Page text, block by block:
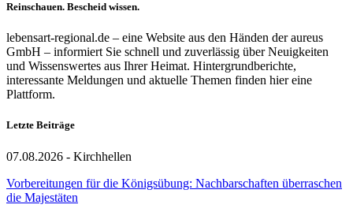
Reinschauen. Bescheid wissen.
lebensart-regional.de – eine Website aus den Händen der aureus
GmbH – informiert Sie schnell und zuverlässig über Neuigkeiten
und Wissenswertes aus Ihrer Heimat. Hintergrundberichte,
interessante Meldungen und aktuelle Themen finden hier eine
Plattform.
Letzte Beiträge
07.08.2026 - Kirchhellen
Vorbereitungen für die Königsübung: Nachbarschaften überraschen
die Majestäten